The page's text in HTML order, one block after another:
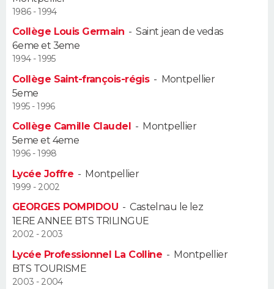
VOYAGE
PHOTO
GUIDES D'ACHAT
CARTE DE VOEUX
DICTIONNAIRE
COPAINS D'AVANT
S'inscrire
Se connecter
Lycées
Collèges
Primaires
Universités
Entreprises
Service militaire
Avis de recherche
AVIS DE DÉCÈS
FORUM
1986 - 1994
Collège Louis Germain -Saint jean de vedas
6eme et 3eme
1994 - 1995
Collège Saint-françois-régis- Montpellier
5eme
1995 - 1996
Collège Camille Claudel - Montpellier
5eme et 4eme
1996 - 1998
Lycée Joffre - Montpellier
1999 - 2002
GEORGES POMPIDOU -Castelnau le lez
1ERE ANNEE BTS TRILINGUE
2002 - 2003
Lycée Professionnel La Colline - Montpellier
BTS TOURISME
2003 - 2004